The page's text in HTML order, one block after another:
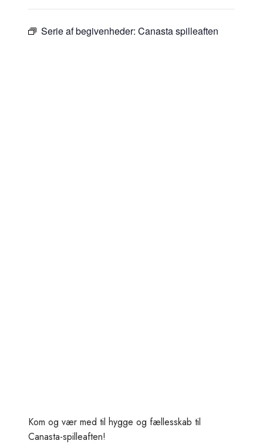
Serie af begivenheder: Canasta spilleaften
Kom og vær med til hygge og fællesskab til
Canasta-spilleaften!